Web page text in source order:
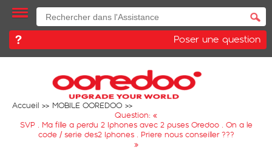
Poser une question
Accueil
MOBILE OOREDOO
Question: «
SVP . Ma fille a perdu 2 Iphones avec 2 puses Oredoo . On a le
code / serie des2 Iphones . Priere nous conseiller ???
»